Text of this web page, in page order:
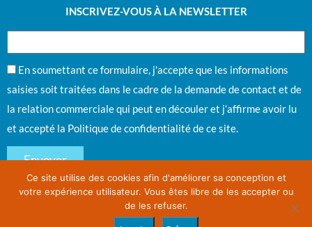
INSCRIVEZ-VOUS À LA NEWSLETTER
En soumettant ce formulaire, j'accepte que les informations
saisies soit traitées dans le cadre de la demande de contact et de
la relation commerciale qui peut en découler et j’affirme avoir lu
et accepté la Politique de confidentialitéde ce site.
Envoyer
PCO 2025 DEAUVILLE
12ÈMES JOURNÉES PLAIES ET CICATRISATION DE L’OUEST
Ce site utilise des cookies afin d'améliorer sa conception et
votre expérience utilisateur. Vous êtes libre de les accepter ou
de les refuser.